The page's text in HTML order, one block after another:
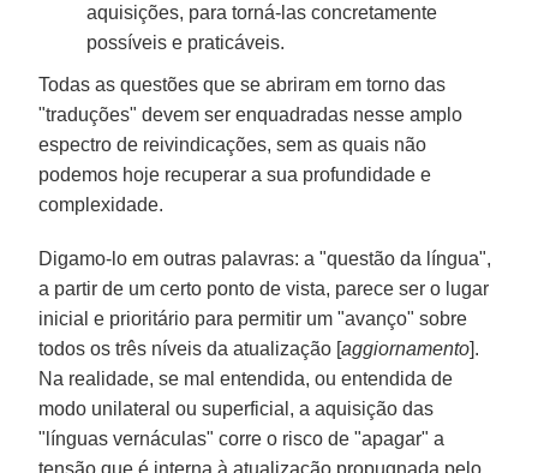
aquisições, para torná-las concretamente
possíveis e praticáveis.
Todas as questões que se abriram em torno das
"traduções" devem ser enquadradas nesse amplo
espectro de reivindicações, sem as quais não
podemos hoje recuperar a sua profundidade e
complexidade.
Digamo-lo em outras palavras: a "questão da língua",
a partir de um certo ponto de vista, parece ser o lugar
inicial e prioritário para permitir um "avanço" sobre
todos os três níveis da atualização [aggiornamento].
Na realidade, se mal entendida, ou entendida de
modo unilateral ou superficial, a aquisição das
"línguas vernáculas" corre o risco de "apagar" a
tensão que é interna à atualização propugnada pelo